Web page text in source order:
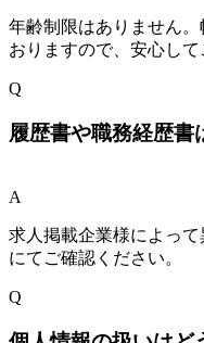
年齢制限はありません
おりますので、安心して
Q
履歴書や職務経歴書
A
求人掲載企業様によっ
にてご確認ください。
Q